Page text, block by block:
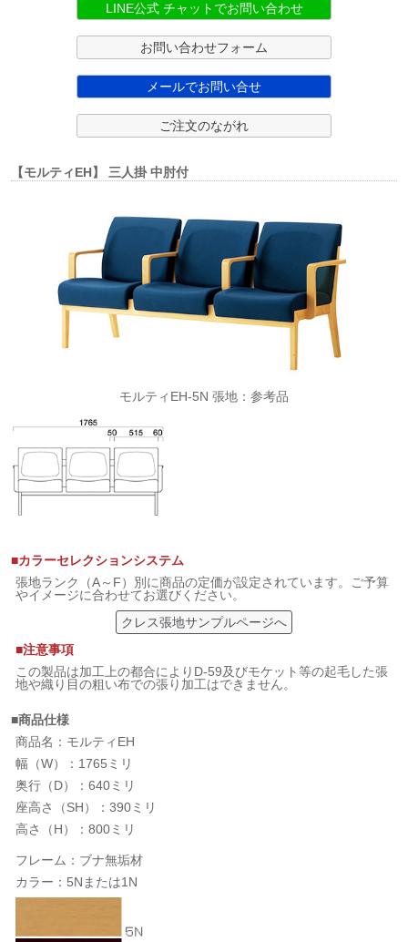
LINE公式 チャットでお問い合わせ
お問い合わせフォーム
メールでお問い合せ
ご注文のながれ
【モルティEH】 三人掛 中肘付
モルティEH-5N 張地：参考品
■カラーセレクションシステム
張地ランク（A～F）別に商品の定価が設定されています。ご予算
やイメージに合わせてお選びください。
クレス張地サンプルページへ
■注意事項
この製品は加工上の都合によりD-59及びモケット等の起毛した張
地や織り目の粗い布での張り加工はできません。
■商品仕様
商品名：モルティEH
幅（W）：1765ミリ
奥行（D）：640ミリ
座高さ（SH）：390ミリ
高さ（H）：800ミリ
フレーム：ブナ無垢材
カラー：5Nまたは1N